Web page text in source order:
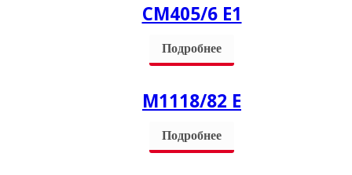
СM405/6 Е1
Подробнее
М1118/82 Е
Подробнее